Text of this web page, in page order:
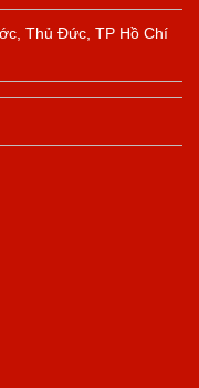
Thủ Đức, TP Hồ Chí